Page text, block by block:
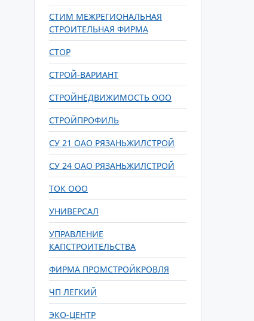
СТИМ МЕЖРЕГИОНАЛЬНАЯ
СТРОИТЕЛЬНАЯ ФИРМА
СТОР
СТРОЙ-ВАРИАНТ
СТРОЙНЕДВИЖИМОСТЬ ООО
СТРОЙПРОФИЛЬ
СУ 21 ОАО РЯЗАНЬЖИЛСТРОЙ
СУ 24 ОАО РЯЗАНЬЖИЛСТРОЙ
ТОК ООО
УНИВЕРСАЛ
УПРАВЛЕНИЕ
КАПСТРОИТЕЛЬСТВА
ФИРМА ПРОМСТРОЙКРОВЛЯ
ЧП ЛЕГКИЙ
ЭКО-ЦЕНТР